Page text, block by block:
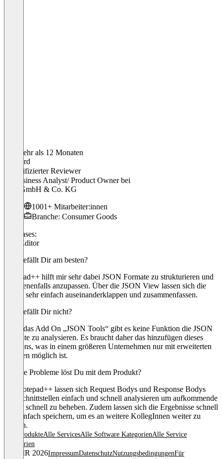
Vor mehr als 12 Monaten
Leonard
Verifizierter Reviewer
IT Business Analyst/ Product Ownerbei
Otto GmbH & Co. KG
1001+ Mitarbeiter:innen
Branche: Consumer Goods
Use cases:
Text Editor
Was gefällt Dir am besten?
Notepad++ hilft mir sehr dabei JSON Formate zu strukturieren und
gegebenenfalls anzupassen. Über die JSON View lassen sich die
Codes sehr einfach auseinanderklappen und zusammenfassen.
Was gefällt Dir nicht?
Ohne das Add On „JSON Tools“ gibt es keine Funktion die JSON
Formate zu analysieren. Es braucht daher das hinzufügen dieses
Add-ons, was in einem größeren Unternehmen nur mit erweiterten
Rechten möglich ist.
Welche Probleme löst Du mit dem Produkt?
Mit Notepad++ lassen sich Request Bodys und Response Bodys
von Schnittstellen einfach und schnell analysieren um aufkommende
Fehler schnell zu beheben. Zudem lassen sich die Ergebnisse schnell
und einfach speichern, um es an weitere KollegInnen weiter zu
senden.
Alle ProdukteAlle ServicesAlle Software KategorienAlle Service
Kategorien
© OMR 2026ImpressumDatenschutzNutzungsbedingungenFür